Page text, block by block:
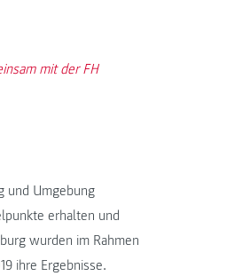
mit der FH
und Umgebung
erhalten und
wurden im Rahmen
ihre Ergebnisse.